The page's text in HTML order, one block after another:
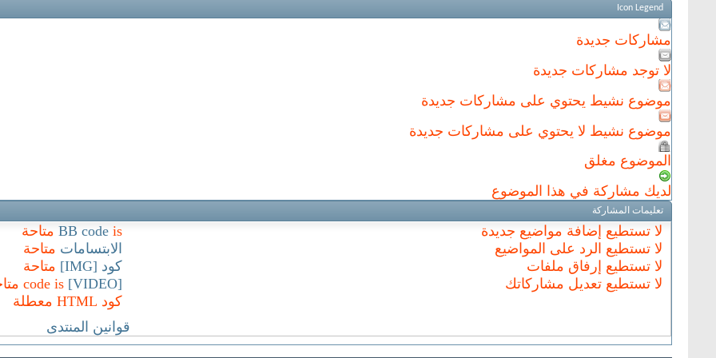
Icon Legend
مشاركات جديدة
لا توجد مشاركات جديدة
موضوع نشيط يحتوي على مشاركات جديدة
موضوع نشيط لا يحتوي على مشاركات جديدة
الموضوع مغلق
لديك مشاركة في هذا الموضوع
تعليمات المشاركة
لا تستطيع إضافة مواضيع جديدة
لا تستطيع الرد على المواضيع
لا تستطيع إرفاق ملفات
لا تستطيع تعديل مشاركاتك
BB codeis
متاحة
الابتسامات متاحة
كود [IMG]
متاحة
[VIDEO]
code is
كود HTML
معطلة
قوانين المنتدى